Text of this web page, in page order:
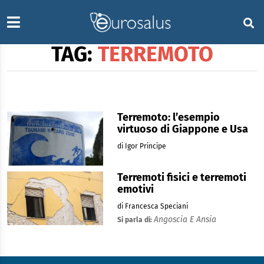
TAG: TERREMOTO
Terremoto: l’esempio
virtuoso di Giappone e Usa
di Igor Principe
Terremoti fisici e terremoti
emotivi
di Francesca Speciani
Si parla di:Angoscia E Ansia